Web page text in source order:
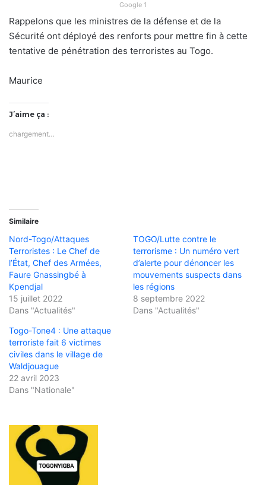
Google 1
Rappelons que les ministres de la défense et de la
Sécurité ont déployé des renforts pour mettre fin à cette
tentative de pénétration des terroristes au Togo.
Maurice
J’aime ça :
chargement…
Similaire
Nord-Togo/Attaques
Terroristes : Le Chef de
l’État, Chef des Armées,
Faure Gnassingbé à
Kpendjal
15 juillet 2022
Dans "Actualités"
TOGO/Lutte contre le
terrorisme : Un numéro vert
d’alerte pour dénoncer les
mouvements suspects dans
les régions
8 septembre 2022
Dans "Actualités"
Togo-Tone4 : Une attaque
terroriste fait 6 victimes
civiles dans le village de
Waldjouague
22 avril 2023
Dans "Nationale"